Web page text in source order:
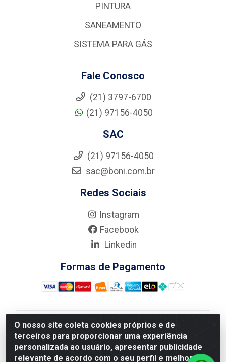
O nosso site coleta cookies próprios e de
terceiros para proporcionar uma experiência
personalizada ao usuário, apresentar publicidade
relevante de acordo com o seu perfil e melhorar a
PINTURA
SANEAMENTO
SISTEMA PARA GÁS
Fale Conosco
(21) 3797-6700
(21) 97156-4050
SAC
(21) 97156-4050
sac@boni.com.br
Redes Sociais
Instagram
Facebook
Linkedin
Formas de Pagamento
Nova Boni Distribuidora de Material de Construção LTDA
- Rua Alice Tibiriçá, 330 - Vila Da Penha, Rio de
Janeiro/RJ - CEP: 21.210-110 - CNPJ: 11.003.135/0001-
27